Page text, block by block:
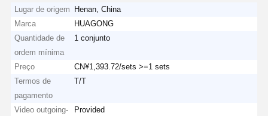
Lugar de origem
Henan, China
Marca
HUAGONG
Quantidade de
ordem mínima
1 conjunto
Preço
CN¥1,393.72/sets >=1 sets
Termos de
pagamento
T/T
Video outgoing-
Provided